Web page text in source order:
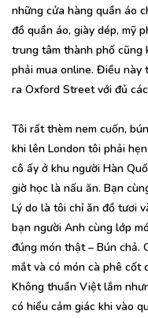
những cửa hàng quần áo
đồ quần áo, giày dép, mỹ
trung tâm thành phố cũng
phải mua online. Điều này
ra Oxford Street với đủ
Tôi rất thèm nem cuốn,
khi lên London tôi phải
cô ấy ở khu người Hàn
giờ học là nấu ăn. Bạn
Lý do là tôi chỉ ăn đồ tươi
bạn người Anh cùng lớp
đúng món thật – Bún chả.
mắt và có món cà phê cốt
Không thuần Việt lắm
có hiểu cảm giác khi vào